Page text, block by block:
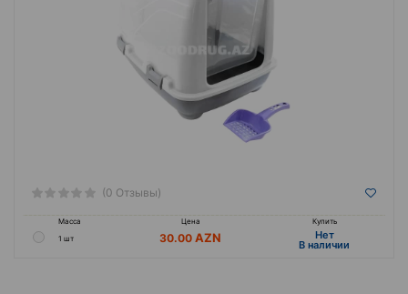
(0 Отзывы)
Масса Цена
Купить
1 шт
30.00 Hет
B наличии